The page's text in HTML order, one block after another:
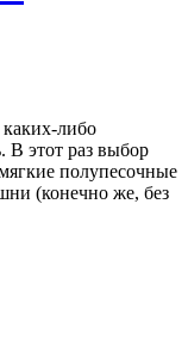
либо
В этот раз выбор
полупесочные
(конечно же, без